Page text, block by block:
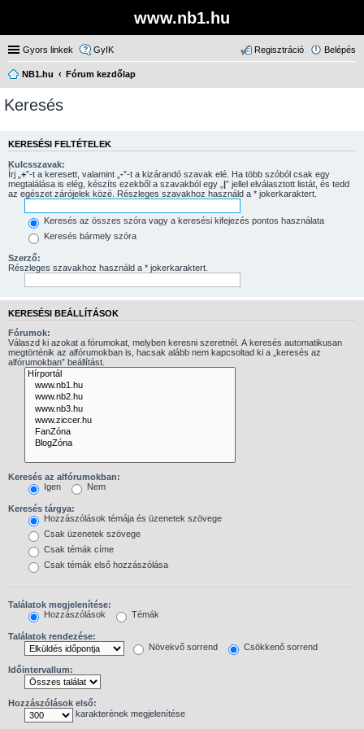
www.nb1.hu
Gyors linkek GyIK Belépés
Regisztráció
NB1.hu Fórum kezdőlap
Keresés
KERESÉSI FELTÉTELEK
Kulcsszavak:
Írj „ +”-t a keresett, valamint „ -”-t a kizárandó szavak elé. Ha több szóból csak egy
megtalálása is elég, készíts ezekből a szavakból egy „ |” jellel elválasztott listát, és tedd
az egészet zárójelek közé. Részleges szavakhoz használd a * jokerkaraktert.
Keresés az összes szóra vagy a keresési kifejezés pontos használata
Keresés bármely szóra
Szerző:
Részleges szavakhoz használd a * jokerkaraktert.
KERESÉSI BEÁLLÍTÁSOK
Fórumok:
Válaszd ki azokat a fórumokat, melyben keresni szeretnél. A keresés automatikusan
megtörténik az alfórumokban is, hacsak alább nem kapcsoltad ki a „keresés az
alfórumokban” beállítást.
Keresés az alfórumokban:
Igen
Nem
Keresés tárgya:
Hozzászólások témája és üzenetek szövege
Csak üzenetek szövege
Csak témák címe
Csak témák első hozzászólása
Találatok megjelenítése:
Hozzászólások
Témák
Találatok rendezése:
Növekvő sorrend
Csökkenő sorrend
Időintervallum:
Hozzászólások első:
karakterének megjelenítése